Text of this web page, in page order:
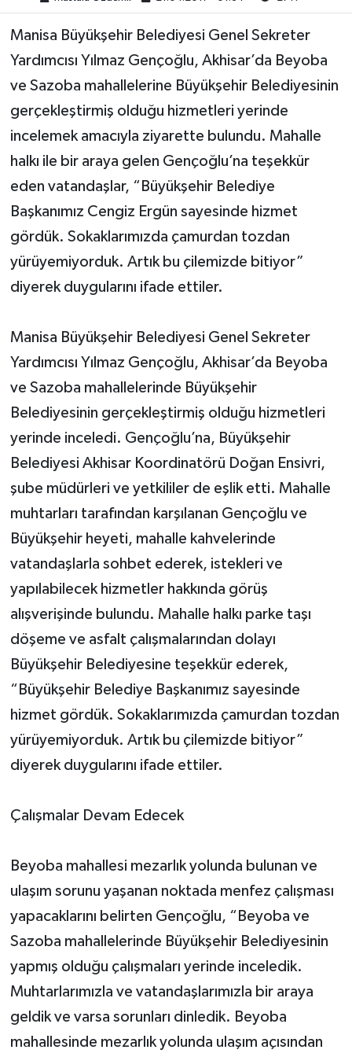
Manisa Büyükşehir Belediyesi Genel Sekreter
Yardımcısı Yılmaz Gençoğlu, Akhisar’da Beyoba
ve Sazoba mahallelerine Büyükşehir Belediyesinin
gerçekleştirmiş olduğu hizmetleri yerinde
incelemek amacıyla ziyarette bulundu. Mahalle
halkı ile bir araya gelen Gençoğlu’na teşekkür
eden vatandaşlar, “Büyükşehir Belediye
Başkanımız Cengiz Ergün sayesinde hizmet
gördük. Sokaklarımızda çamurdan tozdan
yürüyemiyorduk. Artık bu çilemizde bitiyor”
diyerek duygularını ifade ettiler.
Manisa Büyükşehir Belediyesi Genel Sekreter
Yardımcısı Yılmaz Gençoğlu, Akhisar’da Beyoba
ve Sazoba mahallelerinde Büyükşehir
Belediyesinin gerçekleştirmiş olduğu hizmetleri
yerinde inceledi. Gençoğlu’na, Büyükşehir
Belediyesi Akhisar Koordinatörü Doğan Ensivri,
şube müdürleri ve yetkililer de eşlik etti. Mahalle
muhtarları tarafından karşılanan Gençoğlu ve
Büyükşehir heyeti, mahalle kahvelerinde
vatandaşlarla sohbet ederek, istekleri ve
yapılabilecek hizmetler hakkında görüş
alışverişinde bulundu. Mahalle halkı parke taşı
döşeme ve asfalt çalışmalarından dolayı
Büyükşehir Belediyesine teşekkür ederek,
“Büyükşehir Belediye Başkanımız sayesinde
hizmet gördük. Sokaklarımızda çamurdan tozdan
yürüyemiyorduk. Artık bu çilemizde bitiyor”
diyerek duygularını ifade ettiler.
Çalışmalar Devam Edecek
Beyoba mahallesi mezarlık yolunda bulunan ve
ulaşım sorunu yaşanan noktada menfez çalışması
yapacaklarını belirten Gençoğlu, “Beyoba ve
Sazoba mahallelerinde Büyükşehir Belediyesinin
yapmış olduğu çalışmaları yerinde inceledik.
Muhtarlarımızla ve vatandaşlarımızla bir araya
geldik ve varsa sorunları dinledik. Beyoba
mahallesinde mezarlık yolunda ulaşım açısından
Akhisar Emlak
Ülke
Etiketler